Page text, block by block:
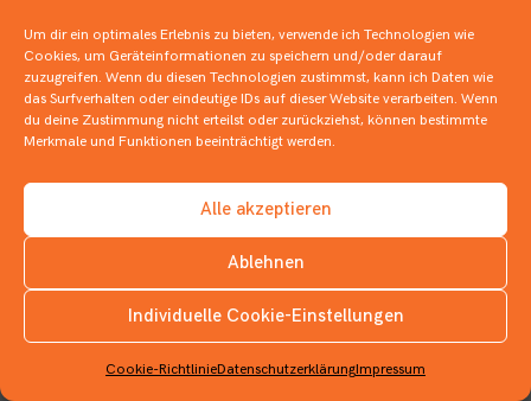
Um dir ein optimales Erlebnis zu bieten, verwende ich Technologien wie
Cookies, um Geräteinformationen zu speichern und/oder darauf
zuzugreifen. Wenn du diesen Technologien zustimmst, kann ich Daten wie
das Surfverhalten oder eindeutige IDs auf dieser Website verarbeiten. Wenn
du deine Zustimmung nicht erteilst oder zurückziehst, können bestimmte
Merkmale und Funktionen beeinträchtigt werden.
Alle akzeptieren
Ablehnen
Individuelle Cookie-Einstellungen
Cookie-RichtlinieDatenschutzerklärungImpressum
INSTAGRAM
So richtig nett ist´s unterm Bett!
21. JUNI 2020 FLAUSCHIGES,KINDERBÜCHER